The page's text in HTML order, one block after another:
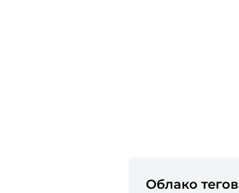
Облако тегов